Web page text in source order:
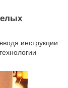
инструкции